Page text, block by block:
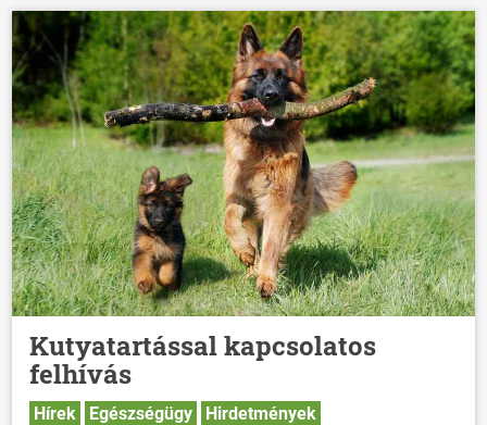
Kutyatartással kapcsolatos
felhívás
Hírek Egészségügy
Hirdetmények